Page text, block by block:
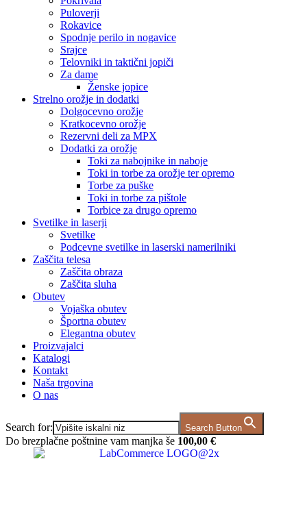
Puloverji
Rokavice
Spodnje perilo in nogavice
Srajce
Telovniki in taktični jopiči
Za dame
Ženske jopice
Strelno orožje in dodatki
Dolgocevno orožje
Kratkocevno orožje
Rezervni deli za MPX
Dodatki za orožje
Toki za nabojnike in naboje
Toki in torbe za orožje ter opremo
Torbe za puške
Toki in torbe za pištole
Torbice za drugo opremo
Svetilke in laserji
Svetilke
Podcevne svetilke in laserski namerilniki
Zaščita telesa
Zaščita obraza
Zaščita sluha
Obutev
Vojaška obutev
Športna obutev
Elegantna obutev
Proizvajalci
Katalogi
Kontakt
Naša trgovina
O nas
Search for: Search Button
Do brezplačne poštnine vam manjka še 100,00 €